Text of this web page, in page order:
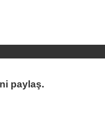
paylaş.